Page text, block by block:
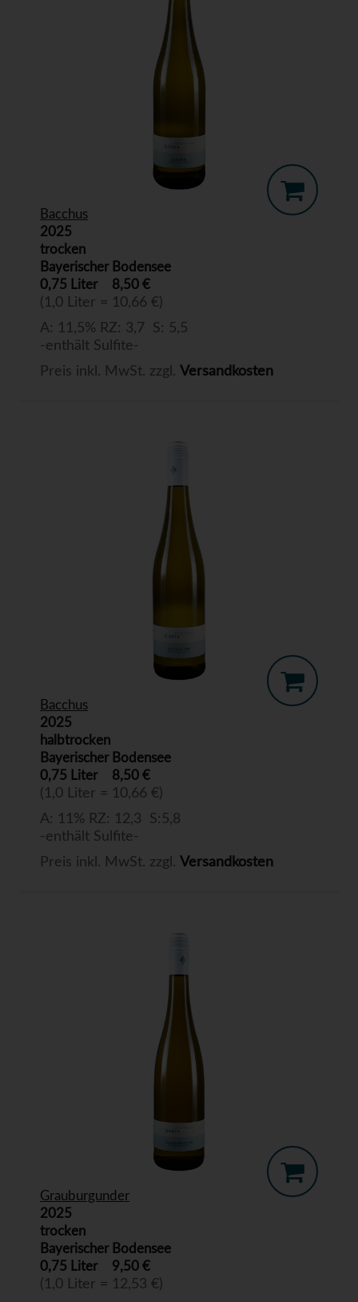
Bacchus
2025
trocken
Bayerischer Bodensee
0,75 Liter
8,50 €
(1,0 Liter = 10,66 €)
A: 11,5% RZ: 3,7 S: 5,5
-enthält Sulfite-
Preis inkl. MwSt. zzgl. Versandkosten
Bacchus
2025
halbtrocken
Bayerischer Bodensee
0,75 Liter
8,50 €
(1,0 Liter = 10,66 €)
A: 11% RZ: 12,3 S:5,8
-enthält Sulfite-
Preis inkl. MwSt. zzgl. Versandkosten
Grauburgunder
2025
trocken
Bayerischer Bodensee
0,75 Liter
9,50 €
(1,0 Liter = 12,53 €)